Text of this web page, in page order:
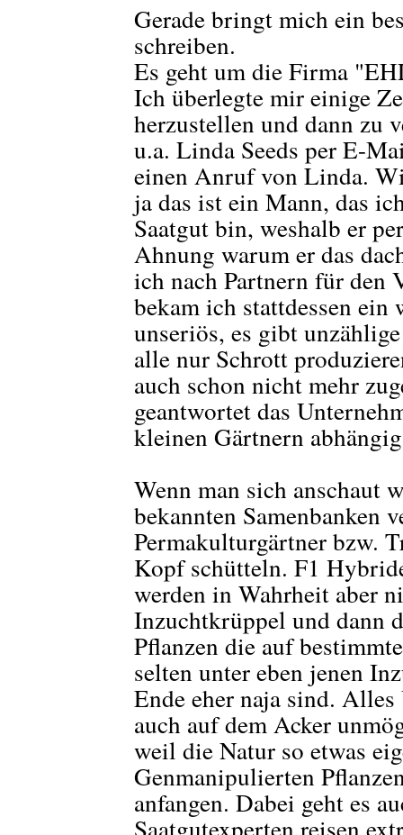
Gerade bringt mich ein
schreiben.
Es geht um die Firma
Ich überlegte mir einige
herzustellen und dann zu
u.a. Linda Seeds per E-
einen Anruf von Linda.
ja das ist ein Mann, das
Saatgut bin, weshalb er
Ahnung warum er das
ich nach Partnern für den
bekam ich stattdessen
unseriös, es gibt
alle nur Schrott
auch schon nicht mehr
geantwortet das
kleinen Gärtnern
Wenn man sich anschaut
bekannten Samenbanken
Permakulturgärtner bzw.
Kopf schütteln. F1
werden in Wahrheit aber
Inzuchtkrüppel und dann
Pflanzen die auf
selten unter eben jenen
Ende eher naja sind.
auch auf dem Acker
weil die Natur so etwas
Genmanipulierten
anfangen. Dabei geht es
Saatgutexperten reisen